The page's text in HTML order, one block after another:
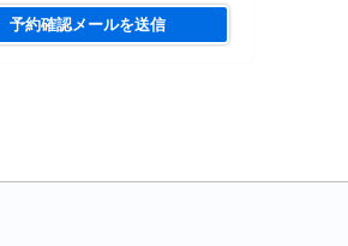
予約確認メールを送信